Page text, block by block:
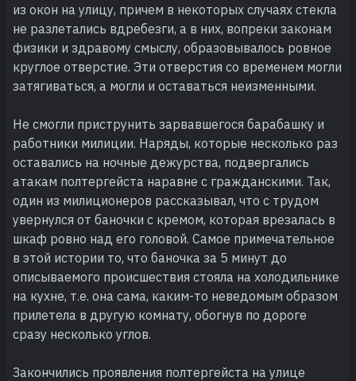
из окон на улицу, причем в некоторых случаях стекла
не разлетались вдребезги, а в них, вопреки законам
физики и здравому смыслу, образовывалось ровное
круглое отверстие. Эти отверстия со временем могли
затягиваться, а могли и оставаться неизменными.
Не смогли приструнить зарвавшегося барабашку и
работники милиции. Наряды, которые несколько раз
оставались на ночные дежурства, подвергались
атакам полтергейста наравне с гражданскими. Так,
один из милиционеров рассказывал, что с трудом
увернулся от баночки с кремом, которая врезалась в
шкаф ровно над его головой. Самое примечательное
в этой истории то, что баночка за 5 минут до
описываемого происшествия стояла на холодильнике
на кухне, т.е. она сама, каким-то неведомым образом
прилетела в другую комнату, обогнув по дороге
сразу несколько углов.
Закончились проявления полтергейста на улице